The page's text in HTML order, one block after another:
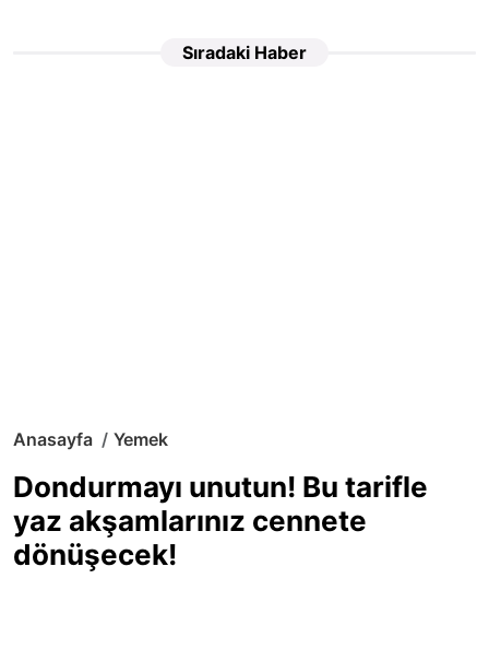
Sıradaki Haber
Anasayfa Yemek
Dondurmayı unutun! Bu tarifle
yaz akşamlarınız cennete
dönüşecek!